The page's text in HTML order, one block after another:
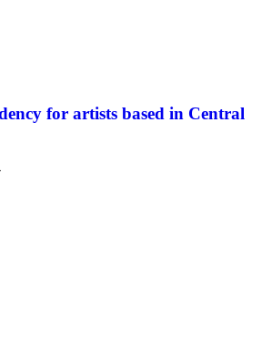
for artists based in Central